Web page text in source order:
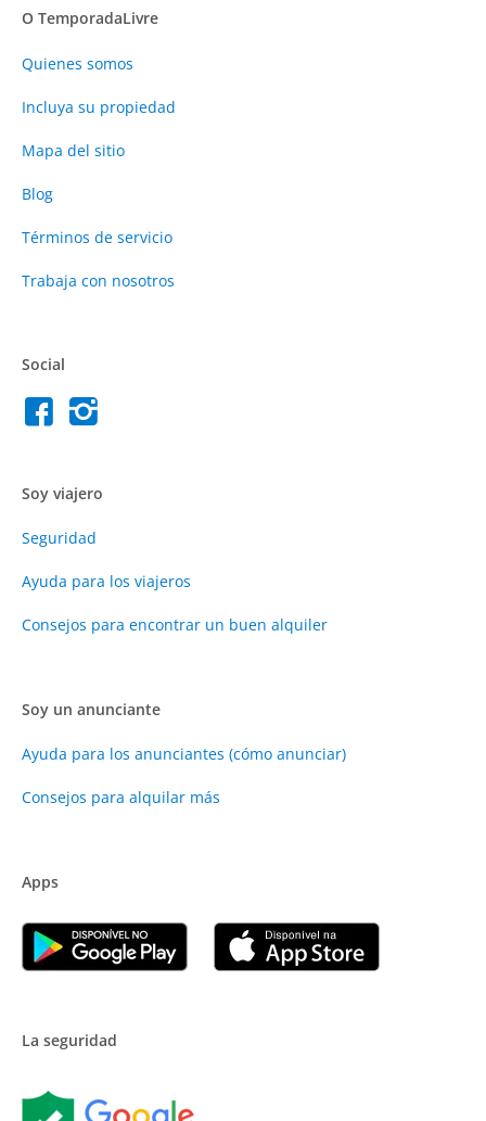
O TemporadaLivre
Quienes somos
Incluya su propiedad
Mapa del sitio
Blog
Términos de servicio
Trabaja con nosotros
Social
Soy viajero
Seguridad
Ayuda para los viajeros
Consejos para encontrar un buen alquiler
Soy un anunciante
Ayuda para los anunciantes (cómo anunciar)
Consejos para alquilar más
Apps
La seguridad